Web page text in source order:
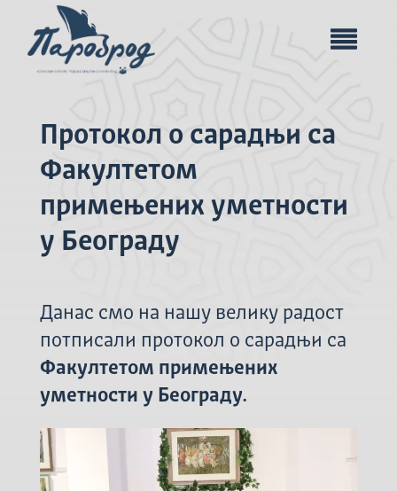
Протокол о сарадњи са
Факултетом
примењених уметности
у Београду
Данас смо на нашу велику радост
потписали протокол о сарадњи са
Факултетом примењених
уметности у Београду.